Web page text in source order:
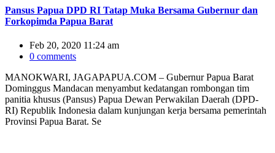
Pansus Papua DPD RI Tatap Muka Bersama Gubernur dan
Forkopimda Papua Barat
Feb 20, 2020 11:24 am
0 comments
MANOKWARI, JAGAPAPUA.COM – Gubernur Papua Barat
Dominggus Mandacan menyambut kedatangan rombongan tim
panitia khusus (Pansus) Papua Dewan Perwakilan Daerah (DPD-
RI) Republik Indonesia dalam kunjungan kerja bersama pemerintah
Provinsi Papua Barat. Se